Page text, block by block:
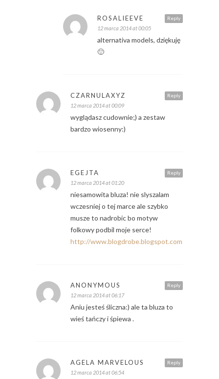
Reply
ROSALIEEVE
12 marca 2014 at 00:05
alternativa models, dziękuję
🙂
Reply
CZARNULAXYZ
12 marca 2014 at 00:09
wyglądasz cudownie;) a zestaw
bardzo wiosenny:)
Reply
EGEJTA
12 marca 2014 at 01:20
niesamowita bluza! nie slyszalam
wczesniej o tej marce ale szybko
musze to nadrobic bo motyw
folkowy podbil moje serce!
http://www.blogdrobe.blogspot.com
Reply
ANONYMOUS
12 marca 2014 at 06:17
Aniu jesteś śliczna:) ale ta bluza to
wieś tańczy i śpiewa .
Reply
AGELA MARVELOUS
12 marca 2014 at 06:54